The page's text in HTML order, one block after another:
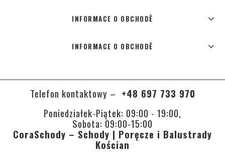
INFORMACE O OBCHODĚ
INFORMACE O OBCHODĚ
Telefon kontaktowy – +48 697 733 970
Poniedziałek-Piątek: 09:00 - 19:00,
Sobota: 09:00-15:00
CoraSchody – Schody | Poręcze i Balustrady
Kościan